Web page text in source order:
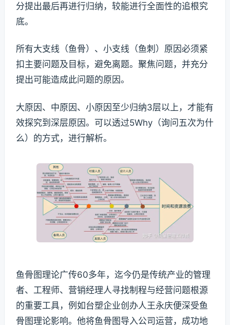
分提出最后再进行归纳，较能进行全面性的追根究
底。
所有大支线（鱼骨）、小支线（鱼刺）原因必须紧
扣主要问题及目标，避免离题。聚焦问题，并充分
提出可能造成此问题的原因。
大原因、中原因、小原因至少归纳3层以上，才能有
效探究到深层原因。可以透过5Why（询问五次为什
么）的方式，进行解析。
鱼骨图理论广传60多年，迄今仍是传统产业的管理
者、工程师、营销经理人寻找制程与经营问题根源
的重要工具，例如台塑企业创办人王永庆便深受鱼
骨图理论影响。他将鱼骨图导入公司运营，成功地